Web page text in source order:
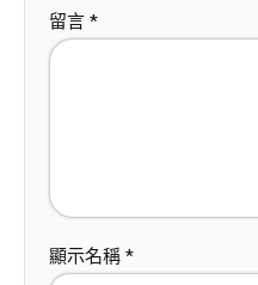
留言 *
顯示名稱 *